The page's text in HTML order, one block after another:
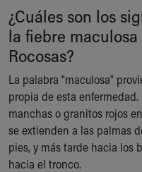
Breastfeeding
Child Passenger
Safe Sleep for
Safe Sleep
About Akron
Who We Are
Building a Brighter Future
Our Mission, Vision,
Calendar of Events
Community Mission
¿Cuáles son los
la fiebre
Rocosas?
La palabra "maculosa"
propia de esta
manchas o granitos rojos
se extienden a las palmas
pies, y más tarde hacia los
hacia el tronco.